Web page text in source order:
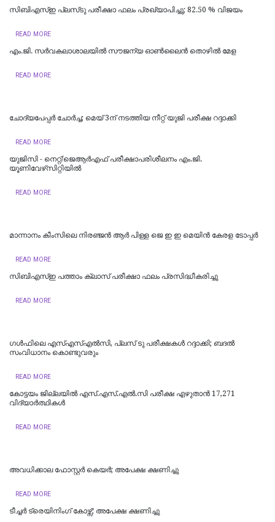
സിബിഎസ്ഇ പ്ലസ്‌ടു പരീക്ഷാ ഫലം പ്രഖ്യാപിച്ചു; 82.50 % വിജയം
READ MORE
എം.ജി. സർവകലാശാലയിൽ സൗജന്യ ഓണ്‍ലൈന്‍ തൊഴില്‍ മേള
READ MORE
ചോദ്യപേപ്പര്‍ ചോര്‍ച്ച; മെയ് 3ന് നടത്തിയ നീറ്റ് യുജി പരീക്ഷ റദ്ദാക്കി
READ MORE
യുജിസി - നെറ്റ്/ജെആർഎഫ് പരീക്ഷാപരിശീലനം എം.ജി.
യൂണിവേഴ്‌സിറ്റിയില്‍
READ MORE
മാന്നാനം കീംസിലെ നിരഞ്ജൻ ആർ പിള്ള ജെ ഇ ഇ മെയിൻ കേരള ടോപ്പർ
READ MORE
സിബിഎസ്ഇ പത്താം ക്ലാസ് പരീക്ഷാ ഫലം പ്രസിദ്ധീകരിച്ചു
READ MORE
ഗൾഫിലെ എസ്എസ്എൽസി, പ്ലസ് ടു പരീക്ഷകൾ റദ്ദാക്കി; ബദൽ
സംവിധാനം കൊണ്ടുവരും
READ MORE
കോട്ടയം ജില്ലയില്‍ എസ്.എസ്.എല്‍.സി പരീക്ഷ എഴുതാന്‍ 17,271
വിദ്യാര്‍ത്ഥികള്‍
READ MORE
അവധിക്കാല ഫോസ്റ്റര്‍ കെയര്‍; അപേക്ഷ ക്ഷണിച്ചു
READ MORE
ടീച്ചര്‍ ട്രെയിനിംഗ് കോഴ്സ്; അപേക്ഷ ക്ഷണിച്ചു